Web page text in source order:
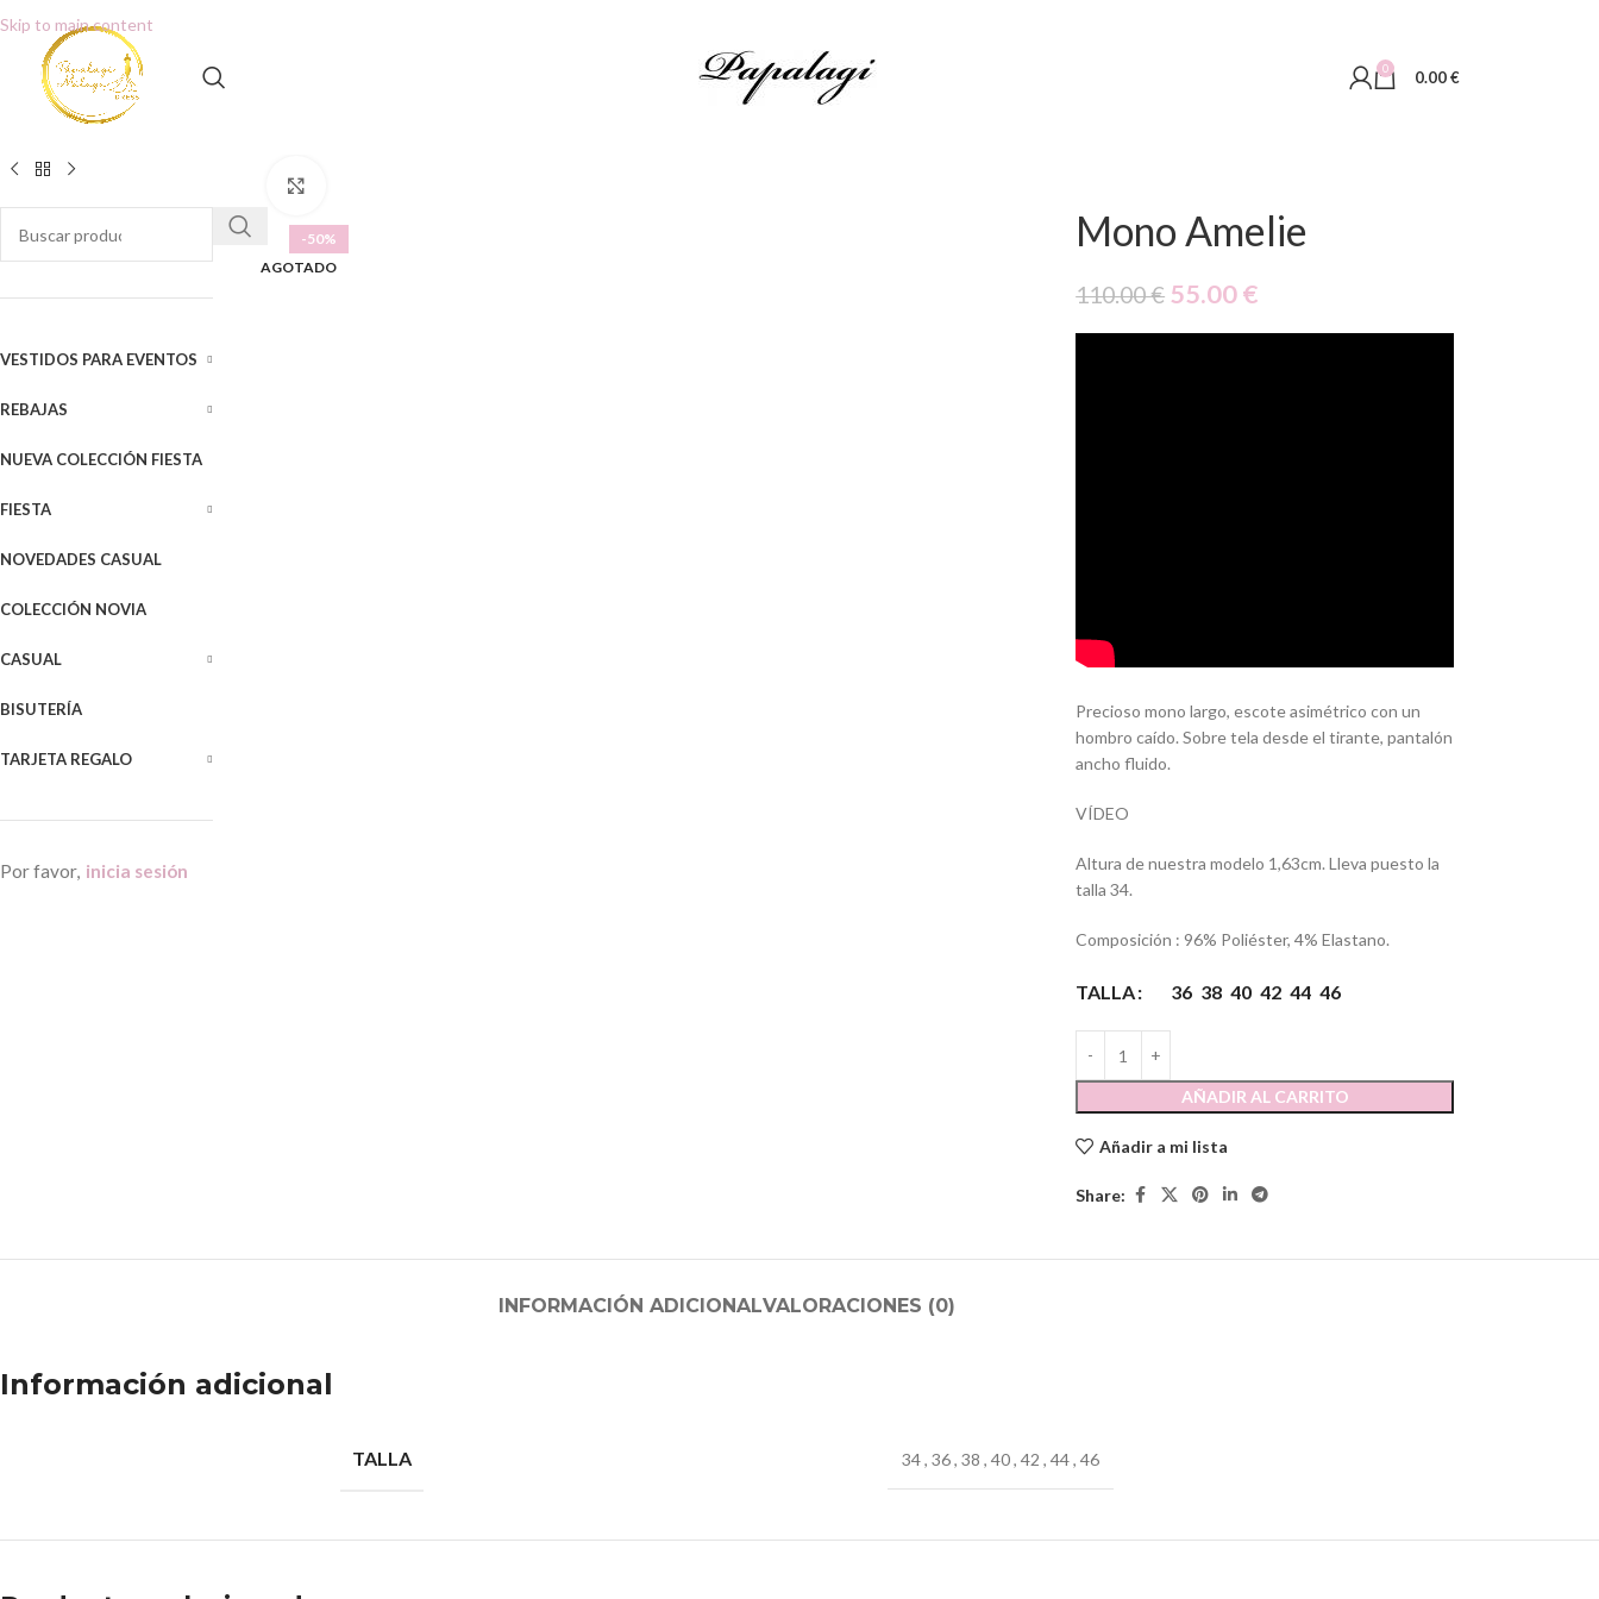
Skip to main content
0 0.00€
VESTIDOS PARA EVENTOS
REBAJAS
NUEVA COLECCIÓN FIESTA
FIESTA
NOVEDADES CASUAL
COLECCIÓN NOVIA
CASUAL
BISUTERÍA
TARJETA REGALO
Por favor, inicia sesión
-50%
AGOTADO
Mono Amelie
110.00€ 55.00€
Precioso mono largo, escote asimétrico con un
hombro caído. Sobre tela desde el tirante, pantalón
ancho fluido.
VÍDEO
Altura de nuestra modelo 1,63cm. Lleva puesto la
talla 34.
Composición : 96% Poliéster, 4% Elastano.
TALLA 36 38 40 42 44 46
AÑADIR AL CARRITO
Añadir a mi lista
Share:
INFORMACIÓN ADICIONALVALORACIONES (0)
Información adicional
TALLA 34, 36, 38 , 40, 42 , 44, 46